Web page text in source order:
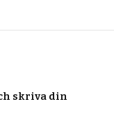
skriva din